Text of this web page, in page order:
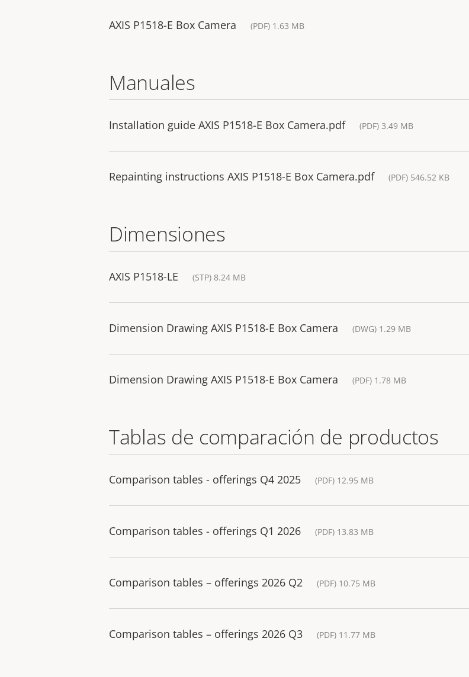
AXIS P1518-E Box Camera (PDF) 1.63 MB
Manuales
Installation guide AXIS P1518-E Box Camera.pdf (PDF) 3.49 MB
Repainting instructions AXIS P1518-E Box Camera.pdf (PDF) 546.52 KB
Dimensiones
AXIS P1518-LE (STP) 8.24 MB
Dimension Drawing AXIS P1518-E Box Camera (DWG) 1.29 MB
Dimension Drawing AXIS P1518-E Box Camera (PDF) 1.78 MB
Tablas de comparación de productos
Comparison tables - offerings Q4 2025 (PDF) 12.95 MB
Comparison tables - offerings Q1 2026 (PDF) 13.83 MB
Comparison tables – offerings 2026 Q2 (PDF) 10.75 MB
Comparison tables – offerings 2026 Q3 (PDF) 11.77 MB